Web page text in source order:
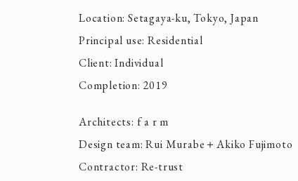
Location: Setagaya-ku, Tokyo, Japan
Principal use: Residential
Client: Individual
Completion: 2019
Architects: f a r m
Design team: Rui Murabe＋Akiko Fujimoto
Contractor: Re-trust